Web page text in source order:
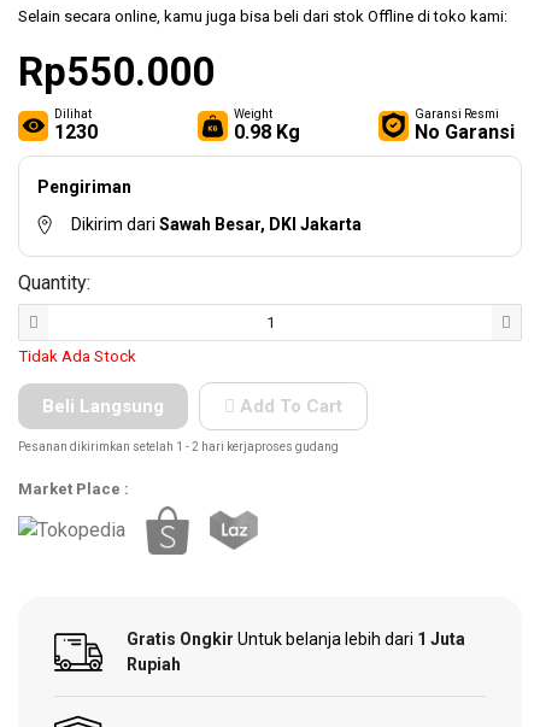
Selain secara online, kamu juga bisa beli dari stok Offline di toko kami:
Rp550.000
Dilihat
1230
Weight
0.98 Kg
Garansi Resmi
No Garansi
Pengiriman
Dikirim dari Sawah Besar, DKI Jakarta
Quantity:
Tidak Ada Stock
Beli Langsung Add To Cart
Pesanan dikirimkan setelah 1 - 2 hari kerjaproses gudang
Market Place :
Gratis Ongkir Untuk belanja lebih dari 1 Juta
Rupiah
Other
Tools
Hardware
Tools
Cordless
Tools
Machines
Garden
Tools